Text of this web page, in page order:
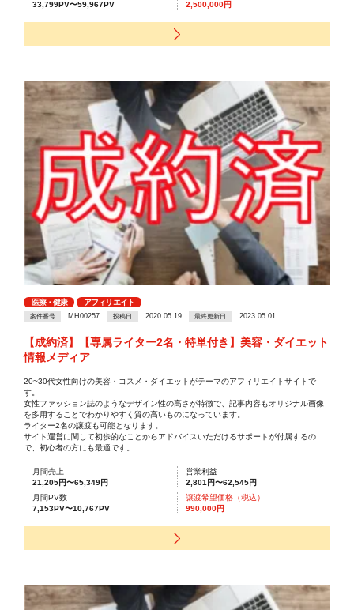
33,799PV〜59,967PV
2,500,000円
医療・健康 アフィリエイト
案件番号 MH00257 投稿日 2020.05.19 最終更新日 2023.05.01
【成約済】【専属ライター2名・特単付き】美容・ダイエット
情報メディア
20~30代女性向けの美容・コスメ・ダイエットがテーマのアフィリエイトサイトで
す。
女性ファッション誌のようなデザイン性の高さが特徴で、記事内容もオリジナル画像
を多用することでわかりやすく質の高いものになっています。
ライター2名の譲渡も可能となります。
サイト運営に関して初歩的なことからアドバイスいただけるサポートが付属するの
で、初心者の方にも最適です。
月間売上
21,205円〜65,349円
営業利益
2,801円〜62,545円
月間PV数
7,153PV〜10,767PV
譲渡希望価格（税込）
990,000円